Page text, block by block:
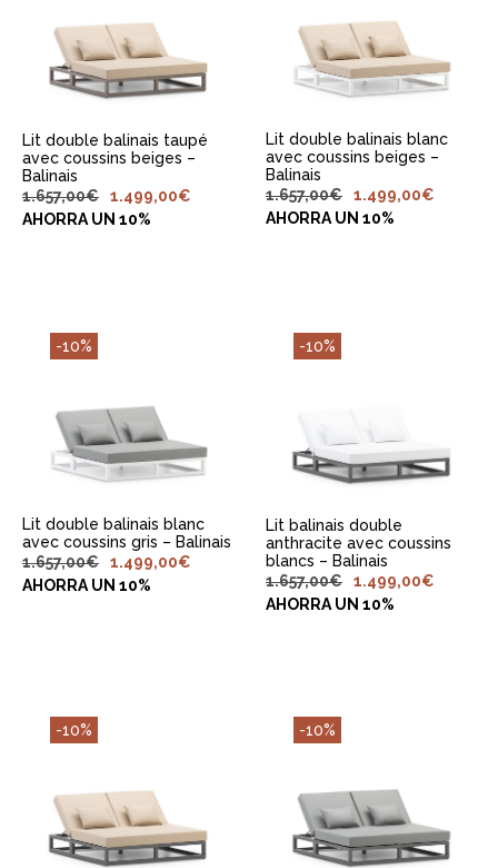
AJOUTER AU
PANIER
Lit double balinais taupé
avec coussins beiges –
Balinais
1.657,00€ 1.499,00€
AHORRA UN 10%
AJOUTER AU
PANIER
Lit double balinais blanc
avec coussins beiges –
Balinais
1.657,00€ 1.499,00€
AHORRA UN 10%
-10%
AJOUTER AU
PANIER
Lit double balinais blanc
avec coussins gris – Balinais
1.657,00€ 1.499,00€
AHORRA UN 10%
-10%
Lit balinais double
anthracite avec coussins
blancs – Balinais
1.657,00€ 1.499,00€
AHORRA UN 10%
-10%
AJOUTER AU
PANIER
-10%
AJOUTER AU
PANIER